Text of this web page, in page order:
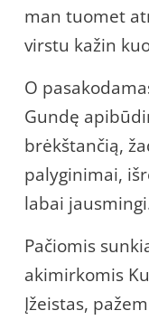
man tuomet
virstu kažin
O
Gundę
brėkštančią,
palyginimai,
labai
Pačiomis
akimirkomis
Įžeistas,